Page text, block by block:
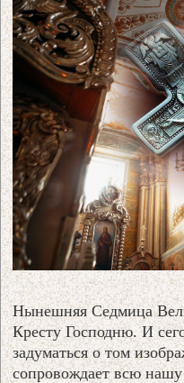
Нынешняя Седмица
Кресту Господню. И
задуматься о том
сопровождает всю